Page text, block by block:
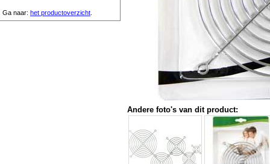
Andere foto's van dit product:
Ga naar: het productoverzicht